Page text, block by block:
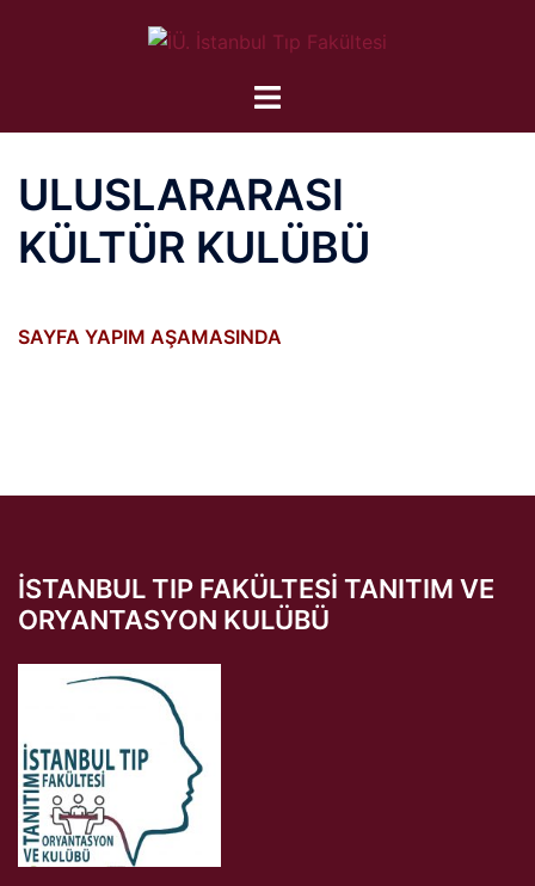
ULUSLARARASI
KÜLTÜR KULÜBÜ
SAYFA YAPIM AŞAMASINDA
İSTANBUL TIP FAKÜLTESI TANITIM VE
ORYANTASYON KULÜBÜ